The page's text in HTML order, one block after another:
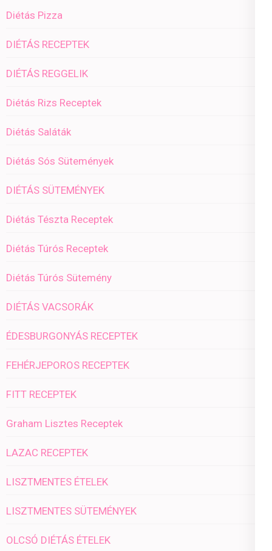
Diétás Pizza
DIÉTÁS RECEPTEK
DIÉTÁS REGGELIK
Diétás Rizs Receptek
Diétás Saláták
Diétás Sós Sütemények
DIÉTÁS SÜTEMÉNYEK
Diétás Tészta Receptek
Diétás Túrós Receptek
Diétás Túrós Sütemény
DIÉTÁS VACSORÁK
ÉDESBURGONYÁS RECEPTEK
FEHÉRJEPOROS RECEPTEK
FITT RECEPTEK
Graham Lisztes Receptek
LAZAC RECEPTEK
LISZTMENTES ÉTELEK
LISZTMENTES SÜTEMÉNYEK
OLCSÓ DIÉTÁS ÉTELEK